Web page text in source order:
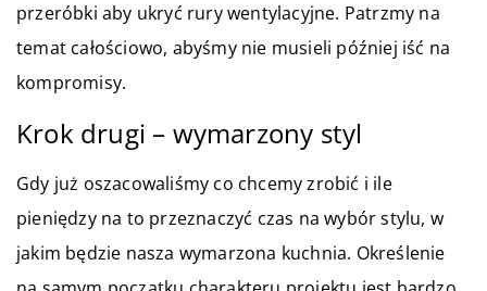
przeróbki aby ukryć rury wentylacyjne. Patrzmy na
temat całościowo, abyśmy nie musieli później iść na
kompromisy.
Krok drugi – wymarzony styl
Gdy już oszacowaliśmy co chcemy zrobić i ile
pieniędzy na to przeznaczyć czas na wybór stylu, w
jakim będzie nasza wymarzona kuchnia. Określenie